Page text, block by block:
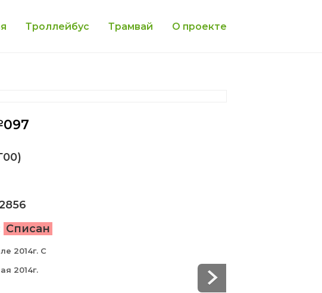
Троллейбус Трамвай О проекте
Списан
2014г. С
2014г.